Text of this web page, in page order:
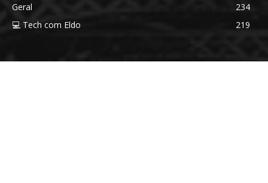
Geral
234
💻 Tech com Eldo
219